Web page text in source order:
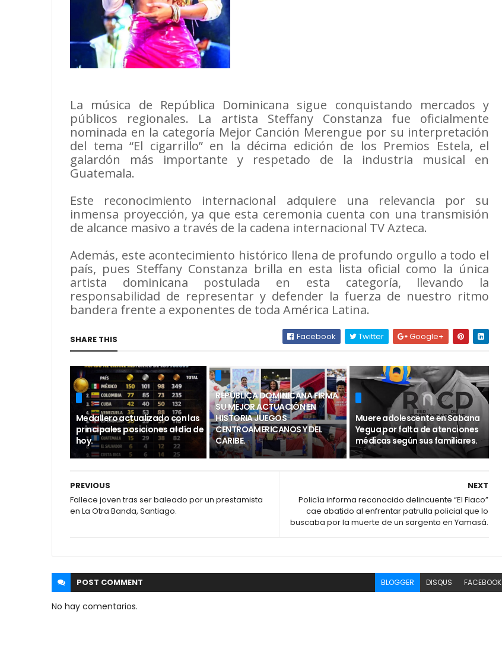
La música de República Dominicana sigue conquistando mercados y
públicos regionales. La artista Steffany Constanza fue oficialmente
nominada en la categoría Mejor Canción Merengue por su interpretación
del tema “El cigarrillo” en la décima edición de los Premios Estela, el
galardón más importante y respetado de la industria musical en
Guatemala.
Este reconocimiento internacional adquiere una relevancia por su
inmensa proyección, ya que esta ceremonia cuenta con una transmisión
de alcance masivo a través de la cadena internacional TV Azteca.
Además, este acontecimiento histórico llena de profundo orgullo a todo el
país, pues Steffany Constanza brilla en esta lista oficial como la única
artista dominicana postulada en esta categoría, llevando la
responsabilidad de representar y defender la fuerza de nuestro ritmo
bandera frente a exponentes de toda América Latina.
SHARE THIS Facebook Twitter Google+
Medallero actualizado con las
principales posiciones al día de
hoy.
REPÚBLICA DOMINICANA FIRMA
SU MEJOR ACTUACIÓN EN
HISTORIA JUEGOS
CENTROAMERICANOS Y DEL
CARIBE.
Muere adolescente en Sabana
Yegua por falta de atenciones
médicas según sus familiares.
NEXT
Policía informa reconocido delincuente “El Flaco”
cae abatido al enfrentar patrulla policial que lo
buscaba por la muerte de un sargento en Yamasá.
PREVIOUS
Fallece joven tras ser baleado por un prestamista
en La Otra Banda, Santiago.
POST COMMENT BLOGGER DISQUS FACEBOOK
No hay comentarios.